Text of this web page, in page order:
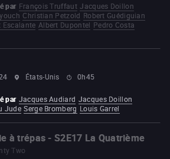
par François Truffaut Jacques Doillon
Christian Petzold Robert Guédiguian
Escalante Albert Dupontel Pedro Costa
États-Unis 0h45
par Jacques Audiard Jacques Doillon
Jude Serge Bromberg Louis Garrel
à trépas - S2E17 La Quatrième
Two